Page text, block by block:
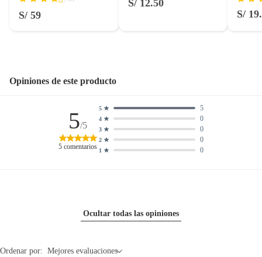
S/ 59
S/ 12.50
S/
Opiniones de este producto
5/5
5 comentarios 1 0
2 0
3 0
4 0
5 5
Ocultar todas las opiniones
Ordenar por: Mejores evaluaciones